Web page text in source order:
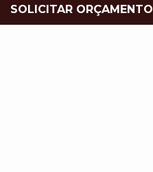
SOLICITAR ORÇAMENTO